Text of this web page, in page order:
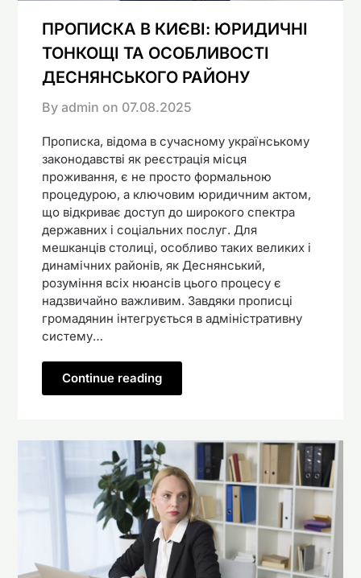
ПРОПИСКА В КИЄВІ: ЮРИДИЧНІ
ТОНКОЩІ ТА ОСОБЛИВОСТІ
ДЕСНЯНСЬКОГО РАЙОНУ
By admin on 07.08.2025
Прописка, відома в сучасному українському
законодавстві як реєстрація місця
проживання, є не просто формальною
процедурою, а ключовим юридичним актом,
що відкриває доступ до широкого спектра
державних і соціальних послуг. Для
мешканців столиці, особливо таких великих і
динамічних районів, як Деснянський,
розуміння всіх нюансів цього процесу є
надзвичайно важливим. Завдяки прописці
громадянин інтегрується в адміністративну
систему…
Continue reading